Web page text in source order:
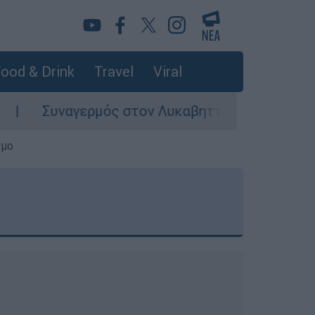
& Drink Travel Viral
στον Λυκαβηττό: Σορός σε